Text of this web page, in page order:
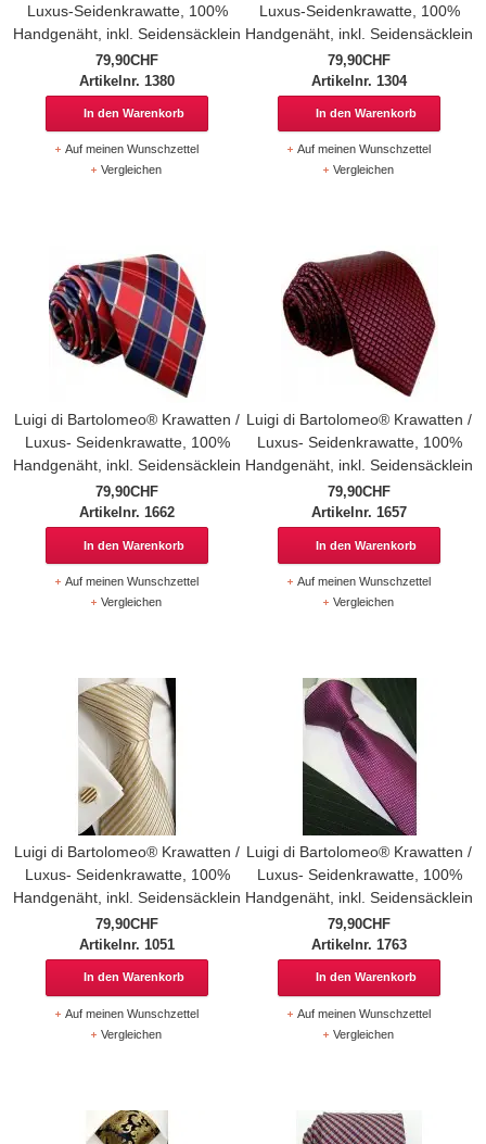
Luxus-Seidenkrawatte, 100%
Handgenäht, inkl. Seidensäcklein
79,90CHF
Artikelnr. 1380
In den Warenkorb
Auf meinen Wunschzettel
Vergleichen
Luxus-Seidenkrawatte, 100%
Handgenäht, inkl. Seidensäcklein
79,90CHF
Artikelnr. 1304
In den Warenkorb
Auf meinen Wunschzettel
Vergleichen
Luigi di Bartolomeo® Krawatten /
Luxus- Seidenkrawatte, 100%
Handgenäht, inkl. Seidensäcklein
79,90CHF
Artikelnr. 1662
In den Warenkorb
Auf meinen Wunschzettel
Vergleichen
Luigi di Bartolomeo® Krawatten /
Luxus- Seidenkrawatte, 100%
Handgenäht, inkl. Seidensäcklein
79,90CHF
Artikelnr. 1657
In den Warenkorb
Auf meinen Wunschzettel
Vergleichen
Luigi di Bartolomeo® Krawatten /
Luxus- Seidenkrawatte, 100%
Handgenäht, inkl. Seidensäcklein
79,90CHF
Artikelnr. 1051
In den Warenkorb
Auf meinen Wunschzettel
Vergleichen
Luigi di Bartolomeo® Krawatten /
Luxus- Seidenkrawatte, 100%
Handgenäht, inkl. Seidensäcklein
79,90CHF
Artikelnr. 1763
In den Warenkorb
Auf meinen Wunschzettel
Vergleichen